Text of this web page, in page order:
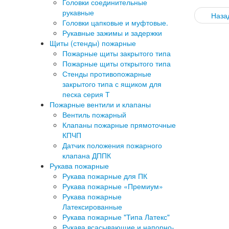
Головки соединительные
рукавные
Головки цапковые и муфтовые.
Рукавные зажимы и задержки
Щиты (стенды) пожарные
Пожарные щиты закрытого типа
Пожарные щиты открытого типа
Стенды противопожарные
закрытого типа с ящиком для
песка серия Т
Пожарные вентили и клапаны
Вентиль пожарный
Клапаны пожарные прямоточные
КПЧП
Датчик положения пожарного
клапана ДППК
Рукава пожарные
Рукава пожарные для ПК
Рукава пожарные «Премиум»
Рукава пожарные
Латексированные
Рукава пожарные "Типа Латекс"